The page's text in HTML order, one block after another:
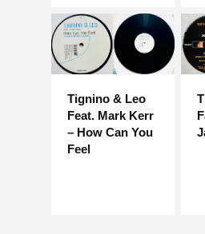
Tignino & Leo
Feat. Mark Kerr
– How Can You
Feel